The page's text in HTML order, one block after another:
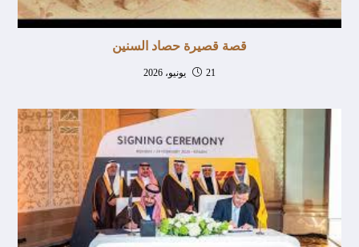
قصة قصيرة حصاد السنين
21 يونيو، 2026